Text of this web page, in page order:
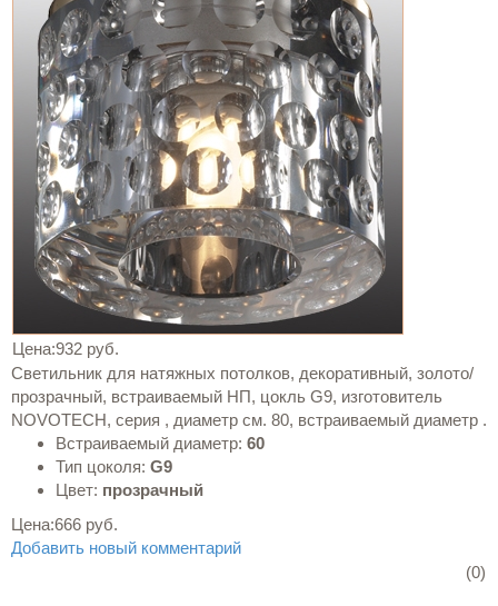
Цена:932 руб.
Светильник для натяжных потолков, декоративный, золото/
прозрачный, встраиваемый НП, цокль G9, изготовитель
NOVOTECH, серия , диаметр см. 80, встраиваемый диаметр .
Встраиваемый диаметр: 60
Тип цоколя: G9
Цвет: прозрачный
Цена:666 руб.
Добавить новый комментарий
(0)